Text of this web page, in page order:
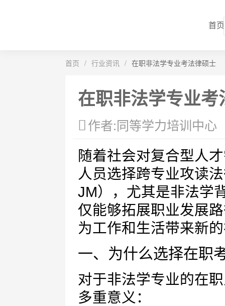
首页
首页 / 行业资讯 / 在职非法学专业考法律硕士
在职非法学专业考
作者:同等学力培训中心
随着社会对复合型人
人员选择跨专业攻读
JM），尤其是非法学
仅能够拓展职业发展
为工作和生活带来新
一、为什么选择在职
对于非法学专业的在
多重意义：